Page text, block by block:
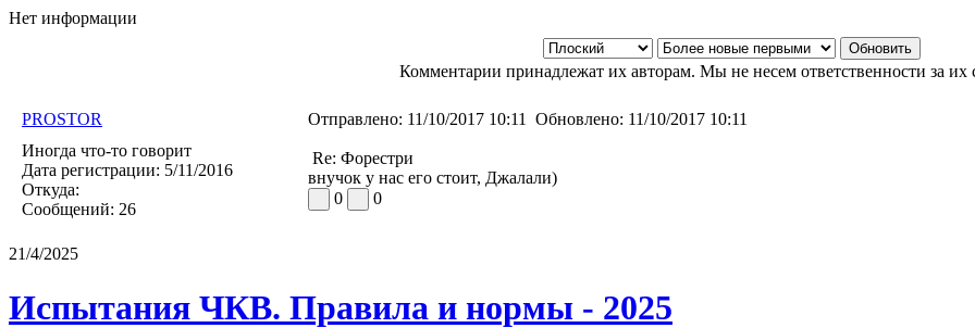
Нет информации
Комментарии принадлежат их авторам. Мы не несем ответственности за их
PROSTOR Отправлено: 11/10/2017 10:11 Обновлено: 11/10/2017 10:11
Иногда что-то говорит
Дата регистрации: 5/11/2016
Откуда:
Сообщений: 26
Re: Форестри
внучок у нас его стоит, Джалали)
0
0
21/4/2025
Испытания ЧКВ. Правила и нормы - 2025